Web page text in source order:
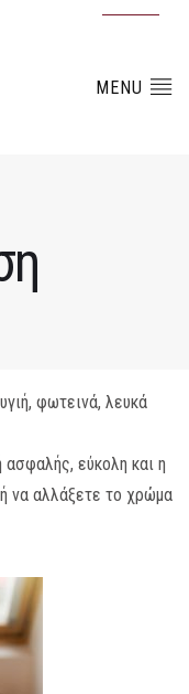
MENU
φωτεινά, λευκά
ασφαλής, εύκολη και η
να αλλάξετε το χρώμα